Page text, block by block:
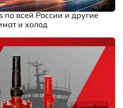
по всей России и другие
и холод